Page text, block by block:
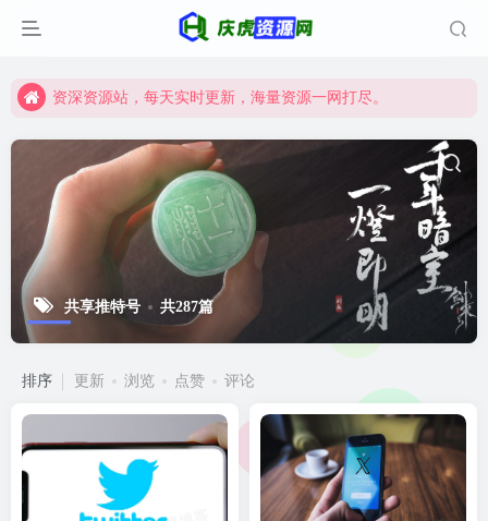
资深资源站，每天实时更新，海量资源一网打尽。
资深资源站，每天实时更新，海量资源一网打尽。
共享推特号 共287篇
排序 更新 浏览 点赞 评论